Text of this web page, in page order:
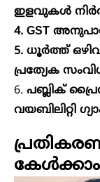
ഇളവുകൾ
4. GST
5. ധൂർത്ത്
പ്രത്യേക
6. പബ്ലിക്
വയബിലിറ്റി
കേൾക്കാം